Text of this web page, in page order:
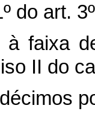
do art.
à faixa
II do